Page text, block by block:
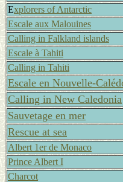
Explorers of Antarctic
Escale aux Malouines
Calling in Falkland islands
Escale à Tahiti
Calling in Tahiti
Escale en Nouvelle-
Calling in New Caledonia
Sauvetage en mer
Rescue at sea
Albert 1er de Monaco
Prince Albert I
Charcot